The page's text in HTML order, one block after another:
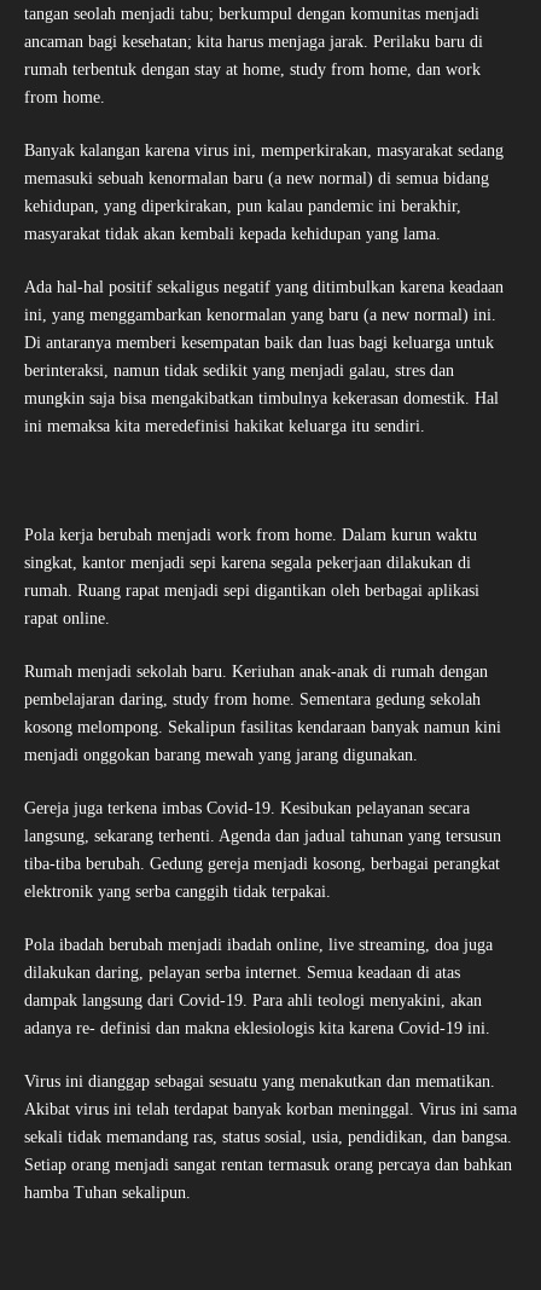
tangan seolah menjadi tabu; berkumpul dengan komunitas menjadi
ancaman bagi kesehatan; kita harus menjaga jarak. Perilaku baru di
rumah terbentuk dengan stay at home, study from home, dan work
from home.
Banyak kalangan karena virus ini, memperkirakan, masyarakat sedang
memasuki sebuah kenormalan baru (a new normal) di semua bidang
kehidupan, yang diperkirakan, pun kalau pandemic ini berakhir,
masyarakat tidak akan kembali kepada kehidupan yang lama.
Ada hal-hal positif sekaligus negatif yang ditimbulkan karena keadaan
ini, yang menggambarkan kenormalan yang baru (a new normal) ini.
Di antaranya memberi kesempatan baik dan luas bagi keluarga untuk
berinteraksi, namun tidak sedikit yang menjadi galau, stres dan
mungkin saja bisa mengakibatkan timbulnya kekerasan domestik. Hal
ini memaksa kita meredefinisi hakikat keluarga itu sendiri.
Pola kerja berubah menjadi work from home. Dalam kurun waktu
singkat, kantor menjadi sepi karena segala pekerjaan dilakukan di
rumah. Ruang rapat menjadi sepi digantikan oleh berbagai aplikasi
rapat online.
Rumah menjadi sekolah baru. Keriuhan anak-anak di rumah dengan
pembelajaran daring, study from home. Sementara gedung sekolah
kosong melompong. Sekalipun fasilitas kendaraan banyak namun kini
menjadi onggokan barang mewah yang jarang digunakan.
Gereja juga terkena imbas Covid-19. Kesibukan pelayanan secara
langsung, sekarang terhenti. Agenda dan jadual tahunan yang tersusun
tiba-tiba berubah. Gedung gereja menjadi kosong, berbagai perangkat
elektronik yang serba canggih tidak terpakai.
Pola ibadah berubah menjadi ibadah online, live streaming, doa juga
dilakukan daring, pelayan serba internet. Semua keadaan di atas
dampak langsung dari Covid-19. Para ahli teologi menyakini, akan
adanya re- definisi dan makna eklesiologis kita karena Covid-19 ini.
Virus ini dianggap sebagai sesuatu yang menakutkan dan mematikan.
Akibat virus ini telah terdapat banyak korban meninggal. Virus ini sama
sekali tidak memandang ras, status sosial, usia, pendidikan, dan bangsa.
Setiap orang menjadi sangat rentan termasuk orang percaya dan bahkan
hamba Tuhan sekalipun.